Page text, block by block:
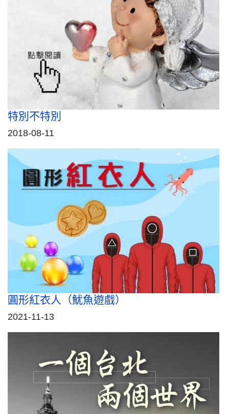
特別不特別
2018-08-11
圓形紅衣人（魷魚遊戲）
2021-11-13